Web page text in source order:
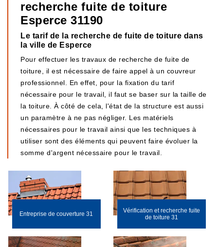
recherche fuite de toiture
Esperce 31190
Le tarif de la recherche de fuite de toiture dans
la ville de Esperce
Pour effectuer les travaux de recherche de fuite de
toiture, il est nécessaire de faire appel à un couvreur
professionnel. En effet, pour la fixation du tarif
nécessaire pour le travail, il faut se baser sur la taille de
la toiture. À côté de cela, l'état de la structure est aussi
un paramètre à ne pas négliger. Les matériels
nécessaires pour le travail ainsi que les techniques à
utiliser sont des éléments qui peuvent faire évoluer la
somme d'argent nécessaire pour le travail.
Entreprise de couverture 31
Vérification et recherche fuite
de toiture 31